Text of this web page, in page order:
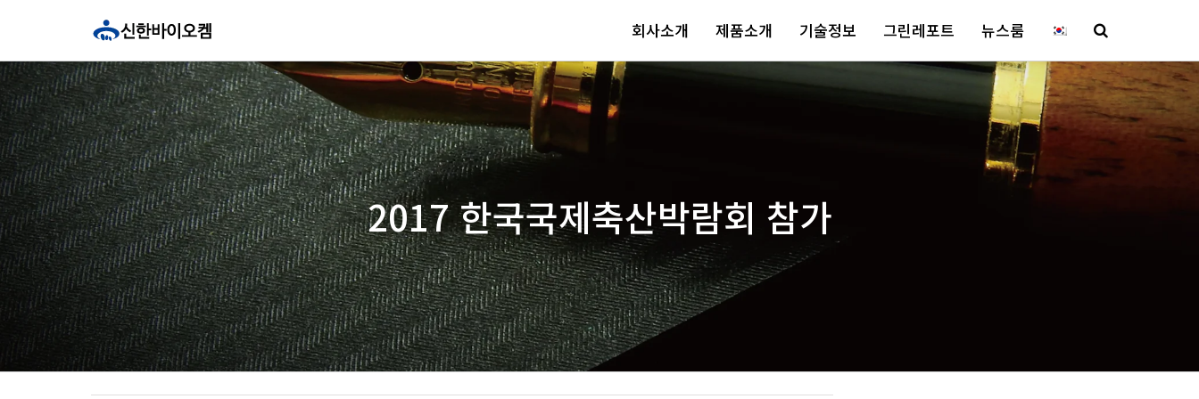
로
건
너
뛰
기
회사소개 제품소개 기술정보 그린레포트 뉴스룸
2017 한국국제축산박람회 참가